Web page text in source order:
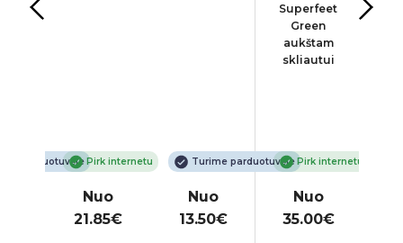
parduotuvėjePirk internetu
Nuo
21.85€
Turime parduotuvėje
Nuo
13.50€
Superfeet
Green
aukštam
skliautui
Pirk internetu
Nuo
35.00€